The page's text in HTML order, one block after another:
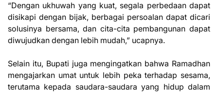
“Dengan ukhuwah yang kuat, segala perbedaan dapat
disikapi dengan bijak, berbagai persoalan dapat dicari
solusinya bersama, dan cita-cita pembangunan dapat
diwujudkan dengan lebih mudah,” ucapnya.
Selain itu, Bupati juga mengingatkan bahwa Ramadhan
mengajarkan umat untuk lebih peka terhadap sesama,
terutama kepada saudara-saudara yang hidup dalam